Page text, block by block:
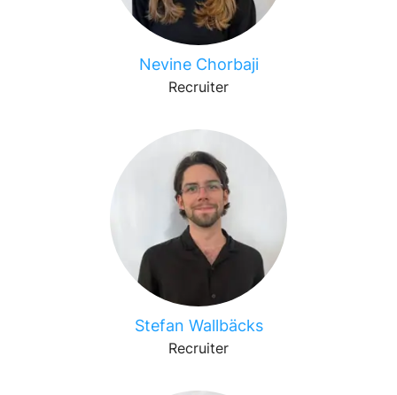
Nevine Chorbaji
Recruiter
Stefan Wallbäcks
Recruiter